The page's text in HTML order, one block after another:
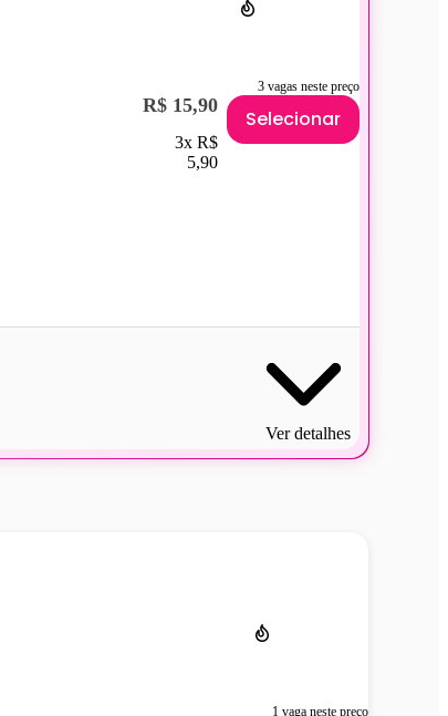
3 vagas neste preço
R$ 15,90
3x R$
5,90
Selecionar
Ver detalhes
1 vaga neste preço